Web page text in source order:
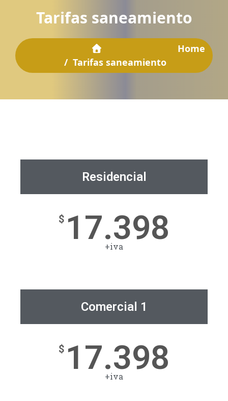
Tarifas saneamiento
Home
/ Tarifas saneamiento
Residencial
$ 17.398
+iva
Comercial 1
$ 17.398
+iva